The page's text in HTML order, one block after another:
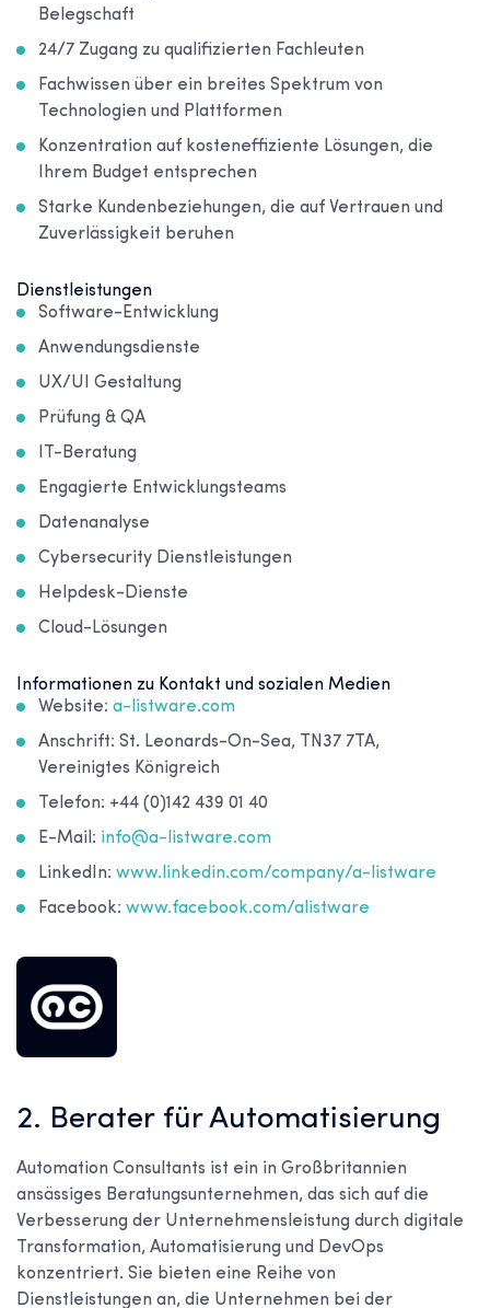
Belegschaft
24/7 Zugang zu qualifizierten Fachleuten
Fachwissen über ein breites Spektrum von
Technologien und Plattformen
Konzentration auf kosteneffiziente Lösungen, die
Ihrem Budget entsprechen
Starke Kundenbeziehungen, die auf Vertrauen und
Zuverlässigkeit beruhen
Dienstleistungen
Software-Entwicklung
Anwendungsdienste
UX/UI Gestaltung
Prüfung & QA
IT-Beratung
Engagierte Entwicklungsteams
Datenanalyse
Cybersecurity Dienstleistungen
Helpdesk-Dienste
Cloud-Lösungen
Informationen zu Kontakt und sozialen Medien
Website: a-listware.com
Anschrift: St. Leonards-On-Sea, TN37 7TA,
Vereinigtes Königreich
Telefon: +44 (0)142 439 01 40
E-Mail: info@a-listware.com
LinkedIn: www.linkedin.com/company/a-listware
Facebook: www.facebook.com/alistware
2. Berater für Automatisierung
Automation Consultants ist ein in Großbritannien
ansässiges Beratungsunternehmen, das sich auf die
Verbesserung der Unternehmensleistung durch digitale
Transformation, Automatisierung und DevOps
konzentriert. Sie bieten eine Reihe von
Dienstleistungen an, die Unternehmen bei der